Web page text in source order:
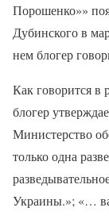
Порошенко»»
Дубинского в
нем блогер
Как говорится в
блогер
Министерство
только одна
Украины.»; «…